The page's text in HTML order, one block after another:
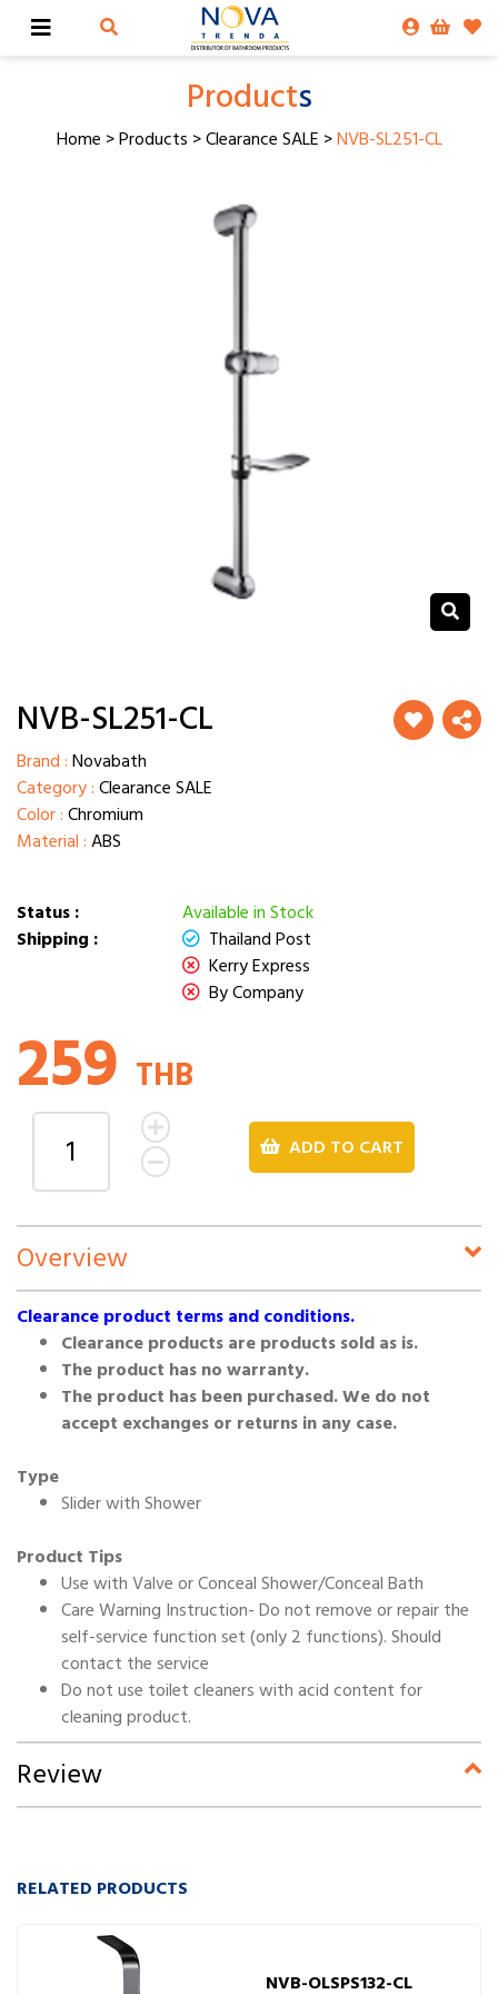
Products
Home >Products >Clearance SALE >NVB-SL251-CL
NVB-SL251-CL
Brand :Novabath
Category :Clearance SALE
Color :Chromium
Material :ABS
Status :
Shipping :
Available in Stock
Thailand Post
Kerry Express
By Company
259 THB
ADD TO CART
Overview
Clearance product terms and conditions.
Clearance products are products sold as is.
The product has no warranty.
The product has been purchased. We do not
accept exchanges or returns in any case.
Type
Slider with Shower
Product Tips
Use with Valve or Conceal Shower/Conceal Bath
Care Warning Instruction- Do not remove or repair the
self-service function set (only 2 functions). Should
contact the service
Do not use toilet cleaners with acid content for
cleaning product.
Review
RELATED PRODUCTS
NVB-OLSPS132-CL